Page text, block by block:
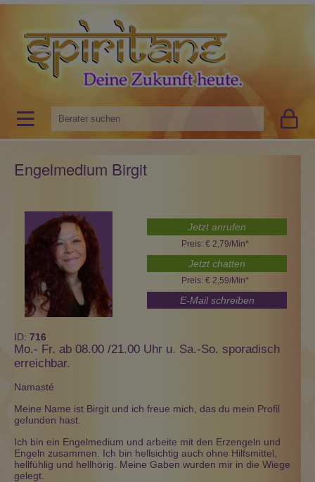
Engelmedium Birgit
Jetzt anrufen
Preis: € 2,79/Min*
Jetzt chatten
Preis: € 2,59/Min*
E-Mail schreiben
ID: 716
Mo.- Fr. ab 08.00 /21.00 Uhr u. Sa.-So. sporadisch
erreichbar.
Namasté
Meine Name ist Birgit und ich freue mich, das du mein Profil
gefunden hast.
Ich bin ein Engelmedium und arbeite mit den Erzengeln und
Engeln zusammen. Ich bin hellsichtig auch ohne Hilfsmittel,
hellfühlig und hellhörig. Meine Gaben wurden mir in die Wiege
gelegt.